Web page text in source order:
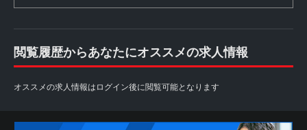
閲覧履歴からあなたにオススメの求人情報
オススメの求人情報はログイン後に閲覧可能となります